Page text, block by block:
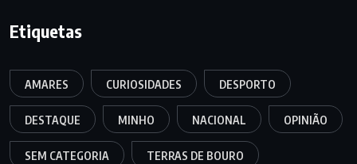
Etiquetas
AMARES CURIOSIDADES DESPORTO
DESTAQUE MINHO NACIONAL OPINIÃO
SEM CATEGORIA TERRAS DE BOURO